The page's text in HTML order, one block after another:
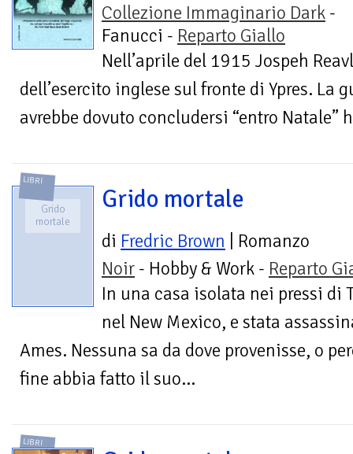
Collezione Immaginario Dark -
Fanucci - Reparto Giallo
Nell’aprile del 1915 Jospeh
dell’esercito inglese sul fronte di Ypres. La
avrebbe dovuto concludersi “entro Natale”
LIBRI
Grido
mortale
Grido mortale
di Fredric Brown | Romanzo
Noir - Hobby & Work - Reparto
In una casa isolata nei pressi di
nel New Mexico, e stata
Ames. Nessuna sa da dove provenisse, o
fine abbia fatto il suo...
LIBRI